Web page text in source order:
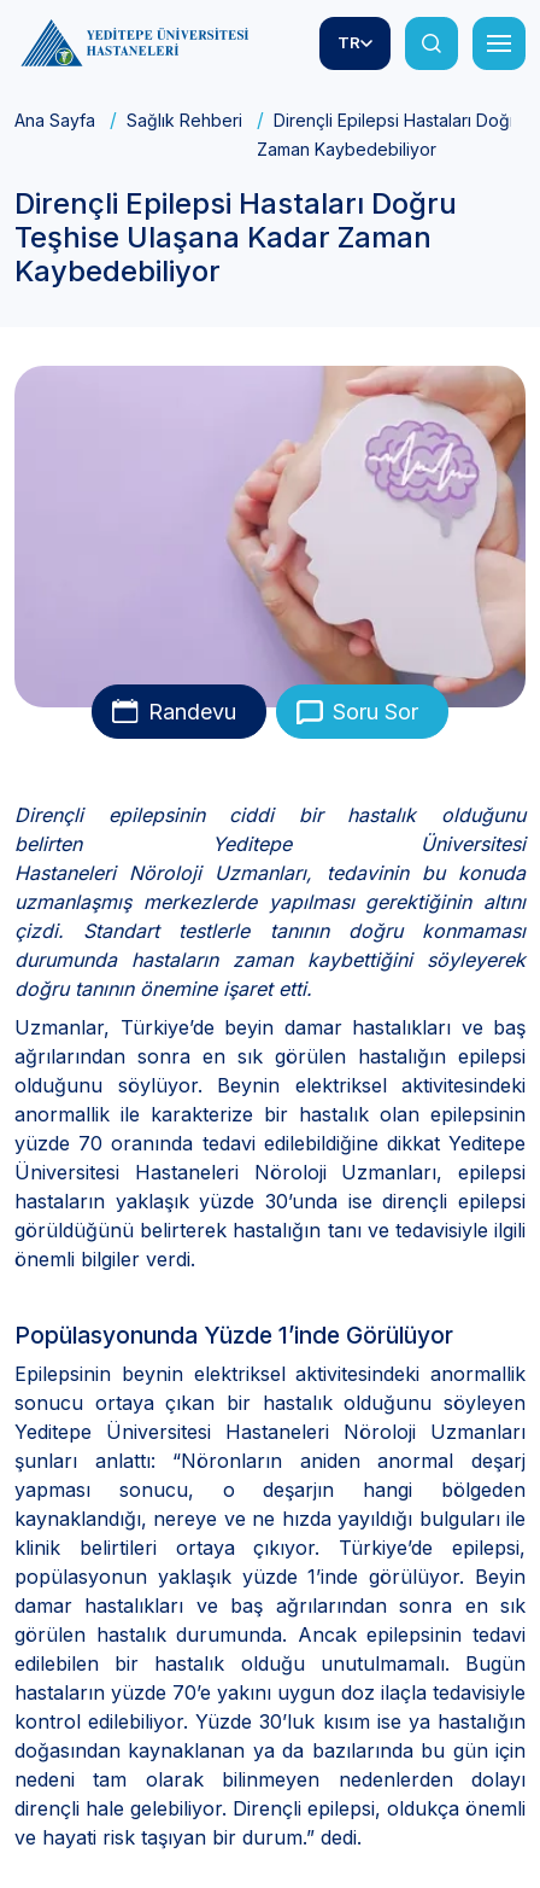
TR
Ana Sayfa Sağlık Rehberi
Dirençli Epilepsi Hastaları Doğru
Zaman Kaybedebiliyor
Dirençli Epilepsi Hastaları Doğru
Teşhise Ulaşana Kadar Zaman
Kaybedebiliyor
Randevu Soru Sor
Dirençli epilepsinin ciddi bir hastalık olduğunu
belirten Yeditepe Üniversitesi
Hastaneleri Nöroloji Uzmanları, tedavinin bu konuda
uzmanlaşmış merkezlerde yapılması gerektiğinin altını
çizdi. Standart testlerle tanının doğru konmaması
durumunda hastaların zaman kaybettiğini söyleyerek
doğru tanının önemine işaret etti.
Uzmanlar, Türkiye’de beyin damar hastalıkları ve baş
ağrılarından sonra en sık görülen hastalığın epilepsi
olduğunu söylüyor. Beynin elektriksel aktivitesindeki
anormallik ile karakterize bir hastalık olan epilepsinin
yüzde 70 oranında tedavi edilebildiğine dikkat Yeditepe
Üniversitesi Hastaneleri Nöroloji Uzmanları, epilepsi
hastaların yaklaşık yüzde 30’unda ise dirençli epilepsi
görüldüğünü belirterek hastalığın tanı ve tedavisiyle ilgili
önemli bilgiler verdi.
Popülasyonunda Yüzde 1’inde Görülüyor
Epilepsinin beynin elektriksel aktivitesindeki anormallik
sonucu ortaya çıkan bir hastalık olduğunu söyleyen
Yeditepe Üniversitesi Hastaneleri Nöroloji Uzmanları
şunları anlattı: “Nöronların aniden anormal deşarj
yapması sonucu, o deşarjın hangi bölgeden
kaynaklandığı, nereye ve ne hızda yayıldığı bulguları ile
klinik belirtileri ortaya çıkıyor. Türkiye’de epilepsi,
popülasyonun yaklaşık yüzde 1’inde görülüyor. Beyin
damar hastalıkları ve baş ağrılarından sonra en sık
görülen hastalık durumunda. Ancak epilepsinin tedavi
edilebilen bir hastalık olduğu unutulmamalı. Bugün
hastaların yüzde 70’e yakını uygun doz ilaçla tedavisiyle
kontrol edilebiliyor. Yüzde 30’luk kısım ise ya hastalığın
doğasından kaynaklanan ya da bazılarında bu gün için
nedeni tam olarak bilinmeyen nedenlerden dolayı
dirençli hale gelebiliyor. Dirençli epilepsi, oldukça önemli
ve hayati risk taşıyan bir durum.” dedi.